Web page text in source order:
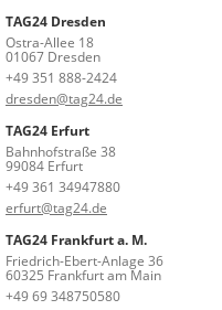
TAG24 Dresden
Ostra-Allee 18
01067 Dresden
+49 351 888-2424
dresden@tag24.de
TAG24 Erfurt
Bahnhofstraße 38
99084 Erfurt
+49 361 34947880
erfurt@tag24.de
TAG24 Frankfurt a. M.
Friedrich-Ebert-Anlage 36
60325 Frankfurt am Main
+49 69 348750580